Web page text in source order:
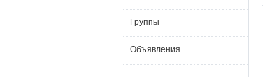
Группы
Объявления